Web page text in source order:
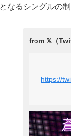
となるシングルの
https://